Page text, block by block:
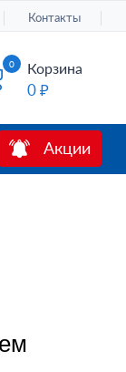
Контакты
0 Корзина
0 ₽
Акции